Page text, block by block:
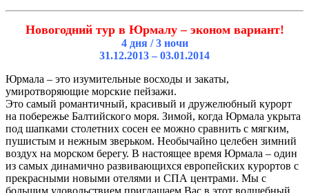
Новогодний тур в Юрмалу – эконом вариант!
4 дня / 3 ночи
31.12.2013 – 03.01.2014
Юрмала – это изумительные восходы и закаты,
умиротворяющие морские пейзажи.
Это самый романтичный, красивый и дружелюбный курорт
на побережье Балтийского моря. Зимой, когда Юрмала укрыта
под шапками столетних сосен ее можно сравнить с мягким,
пушистым и нежным зверьком. Необычайно целебен зимний
воздух на морском берегу. В настоящее время Юрмала – один
из самых динамично развивающихся европейских курортов с
прекрасными новыми отелями и СПА центрами. Мы с